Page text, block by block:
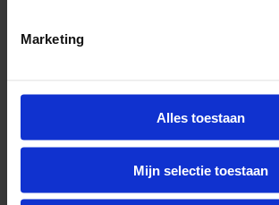
Marketing
Alles toestaan
Mijn selectie toestaan